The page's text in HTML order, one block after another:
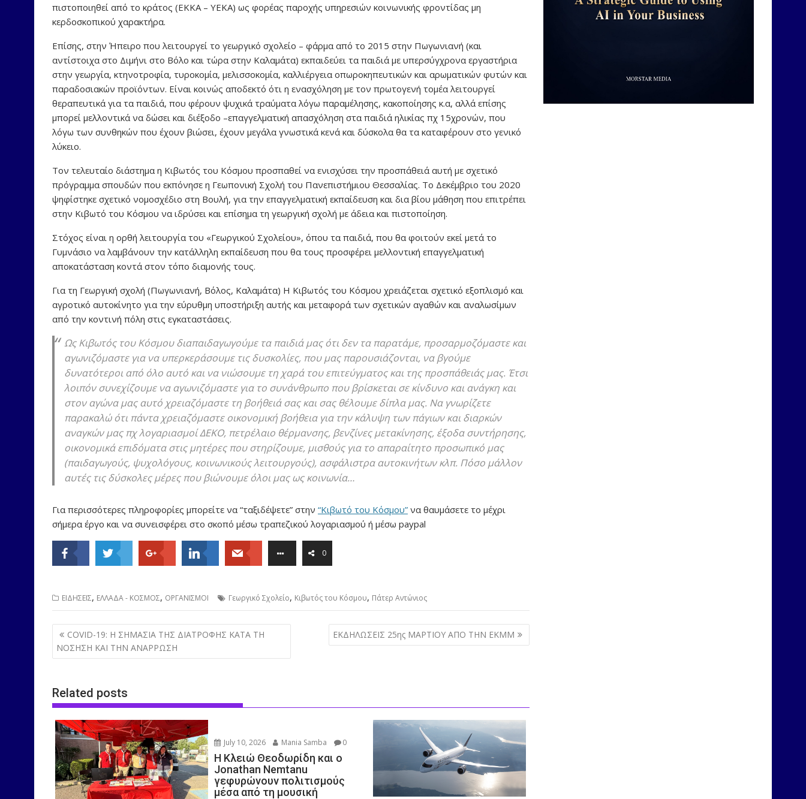
πιστοποιηθεί από το κράτος (ΕΚΚΑ – ΥΕΚΑ) ως φορέας παροχής υπηρεσιών κοινωνικής φροντίδας μη
κερδοσκοπικού χαρακτήρα.
Επίσης, στην Ήπειρο που λειτουργεί το γεωργικό σχολείο – φάρμα από το 2015 στην Πωγωνιανή (και
αντίστοιχα στο Διμήνι στο Βόλο και τώρα στην Καλαμάτα) εκπαιδεύει τα παιδιά με υπερσύγχρονα εργαστήρια
στην γεωργία, κτηνοτροφία, τυροκομία, μελισσοκομία, καλλιέργεια οπωροκηπευτικών και αρωματικών φυτών και
παραδοσιακών προϊόντων. Είναι κοινώς αποδεκτό ότι η ενασχόληση με τον πρωτογενή τομέα λειτουργεί
θεραπευτικά για τα παιδιά, που φέρουν ψυχικά τραύματα λόγω παραμέλησης, κακοποίησης κ.α, αλλά επίσης
μπορεί μελλοντικά να δώσει και διέξοδο –επαγγελματική απασχόληση στα παιδιά ηλικίας πχ 15χρονών, που
λόγω των συνθηκών που έχουν βιώσει, έχουν μεγάλα γνωστικά κενά και δύσκολα θα τα καταφέρουν στο γενικό
λύκειο.
Τον τελευταίο διάστημα η Κιβωτός του Κόσμου προσπαθεί να ενισχύσει την προσπάθειά αυτή με σχετικό
πρόγραμμα σπουδών που εκπόνησε η Γεωπονική Σχολή του Πανεπιστήμιου Θεσσαλίας. Το Δεκέμβριο του 2020
ψηφίστηκε σχετικό νομοσχέδιο στη Βουλή, για την επαγγελματική εκπαίδευση και δια βίου μάθηση που επιτρέπει
στην Κιβωτό του Κόσμου να ιδρύσει και επίσημα τη γεωργική σχολή με άδεια και πιστοποίηση.
Στόχος είναι η ορθή λειτουργία του «Γεωργικού Σχολείου», όπου τα παιδιά, που θα φοιτούν εκεί μετά το
Γυμνάσιο να λαμβάνουν την κατάλληλη εκπαίδευση που θα τους προσφέρει μελλοντική επαγγελματική
αποκατάσταση κοντά στον τόπο διαμονής τους.
Για τη Γεωργική σχολή (Πωγωνιανή, Βόλος, Καλαμάτα) Η Κιβωτός του Κόσμου χρειάζεται σχετικό εξοπλισμό και
αγροτικό αυτοκίνητο για την εύρυθμη υποστήριξη αυτής και μεταφορά των σχετικών αγαθών και αναλωσίμων
από την κοντινή πόλη στις εγκαταστάσεις.
Ως Κιβωτός του Κόσμου διαπαιδαγωγούμε τα παιδιά μας ότι δεν τα παρατάμε, προσαρμοζόμαστε και
αγωνιζόμαστε για να υπερκεράσουμε τις δυσκολίες, που μας παρουσιάζονται, να βγούμε
δυνατότεροι από όλο αυτό και να νιώσουμε τη χαρά του επιτεύγματος και της προσπάθειάς μας. Έτσι
λοιπόν συνεχίζουμε να αγωνιζόμαστε για το συνάνθρωπο που βρίσκεται σε κίνδυνο και ανάγκη και
στον αγώνα μας αυτό χρειαζόμαστε τη βοήθειά σας και σας θέλουμε δίπλα μας. Να γνωρίζετε
παρακαλώ ότι πάντα χρειαζόμαστε οικονομική βοήθεια για την κάλυψη των πάγιων και διαρκών
αναγκών μας πχ λογαριασμοί ΔΕΚΟ, πετρέλαιο θέρμανσης, βενζίνες μετακίνησης, έξοδα συντήρησης,
οικονομικά επιδόματα στις μητέρες που στηρίζουμε, μισθούς για το απαραίτητο προσωπικό μας
(παιδαγωγούς, ψυχολόγους, κοινωνικούς λειτουργούς), ασφάλιστρα αυτοκινήτων κλπ. Πόσο μάλλον
αυτές τις δύσκολες μέρες που βιώνουμε όλοι μας ως κοινωνία…
Για περισσότερες πληροφορίες μπορείτε να “ταξιδέψετε” στην “Κιβωτό του Κόσμου” να θαυμάσετε το μέχρι
σήμερα έργο και να συνεισφέρει στο σκοπό μέσω τραπεζικού λογαριασμού ή μέσω paypal
0
ΕΙΔΗΣΕΙΣ, ΕΛΛΑΔΑ - ΚΟΣΜΟΣ, ΟΡΓΑΝΙΣΜΟΙ Γεωργικό Σχολείο, Κιβωτός του Κόσμου, Πάτερ Αντώνιος
Post
navigation
COVID-19: Η ΣΗΜΑΣΙΑ ΤΗΣ ΔΙΑΤΡΟΦΗΣ ΚΑΤΑ ΤΗ
ΝΟΣΗΣΗ ΚΑΙ ΤΗΝ ΑΝΑΡΡΩΣΗ
ΕΚΔΗΛΩΣΕΙΣ 25ης ΜΑΡΤΙΟΥ ΑΠΟ ΤΗΝ ΕΚΜΜ
Related posts
July 10, 2026 Mania Samba 0
Η Κλειώ Θεοδωρίδη και ο
Jonathan Nemtanu
γεφυρώνουν πολιτισμούς
μέσα από τη μουσική